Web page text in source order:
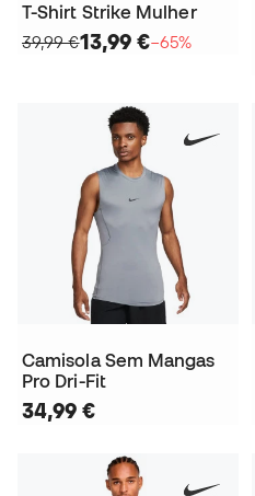
T-Shirt Strike Mulher
39,99 €13,99 €−65%
Camisola Sem Mangas
Pro Dri-Fit
34,99 €